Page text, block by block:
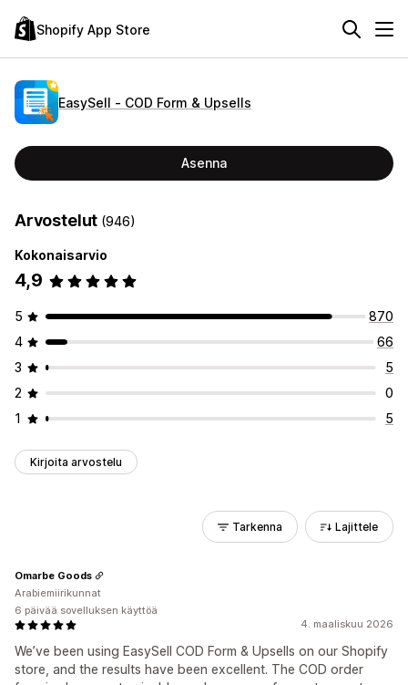
Shopify App Store
EasySell ‑ COD Form & Upsells
Asenna
Arvostelut (946)
Kokonaisarvio
4,9
5
870
4
66
3
5
2
0
1
5
Kirjoita arvostelu
Tarkenna Lajittele
4. maaliskuu 2026
We’ve been using EasySell COD Form & Upsells on our Shopify
store, and the results have been excellent. The COD order
Omarbe Goods
Arabiemiirikunnat
6 päivää sovelluksen käyttöä